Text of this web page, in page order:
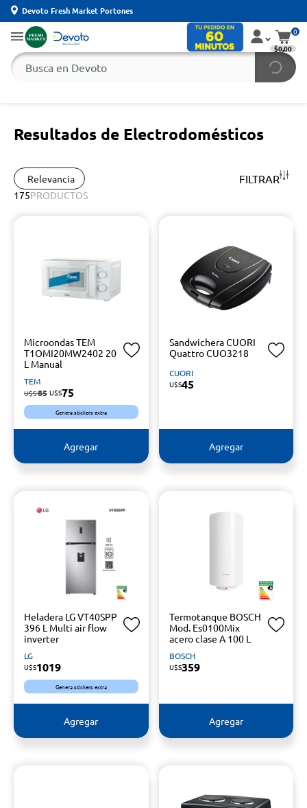
Devoto Fresh Market Portones
0
$0,00
Resultados de Electrodomésticos
Relevancia FILTRAR
175PRODUCTOS
Microondas TEM
T1OMI20MW2402 20
L Manual
TEM
U$S85 U$S75
Genera stickers extra
Agregar
Sandwichera CUORI
Quattro CUO3218
CUORI
U$S45
Agregar
Heladera LG VT40SPP
396 L Multi air flow
inverter
LG
U$S1019
Genera stickers extra
Agregar
Termotanque BOSCH
Mod. Es0100Mix
acero clase A 100 L
BOSCH
U$S359
Agregar